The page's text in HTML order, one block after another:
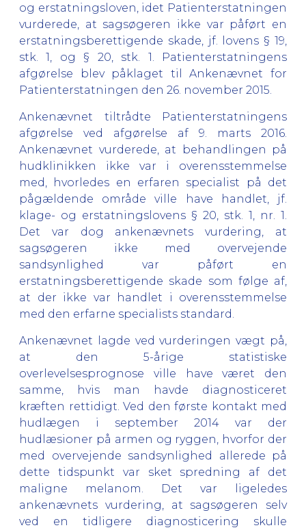
og erstatningsloven, idet Patienterstatningen
vurderede, at sagsøgeren ikke var påført en
erstatningsberettigende skade, jf. lovens § 19,
stk. 1, og § 20, stk. 1. Patienterstatningens
afgørelse blev påklaget til Ankenævnet for
Patienterstatningen den 26. november 2015.
Ankenævnet tiltrådte Patienterstatningens
afgørelse ved afgørelse af 9. marts 2016.
Ankenævnet vurderede, at behandlingen på
hudklinikken ikke var i overensstemmelse
med, hvorledes en erfaren specialist på det
pågældende område ville have handlet, jf.
klage- og erstatningslovens § 20, stk. 1, nr. 1.
Det var dog ankenævnets vurdering, at
sagsøgeren ikke med overvejende
sandsynlighed var påført en
erstatningsberettigende skade som følge af,
at der ikke var handlet i overensstemmelse
med den erfarne specialists standard.
Ankenævnet lagde ved vurderingen vægt på,
at den 5-årige statistiske
overlevelsesprognose ville have været den
samme, hvis man havde diagnosticeret
kræften rettidigt. Ved den første kontakt med
hudlægen i september 2014 var der
hudlæsioner på armen og ryggen, hvorfor der
med overvejende sandsynlighed allerede på
dette tidspunkt var sket spredning af det
maligne melanom. Det var ligeledes
ankenævnets vurdering, at sagsøgeren selv
ved en tidligere diagnosticering skulle